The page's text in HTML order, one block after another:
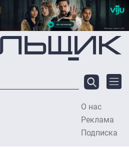
О нас
Реклама
Подписка